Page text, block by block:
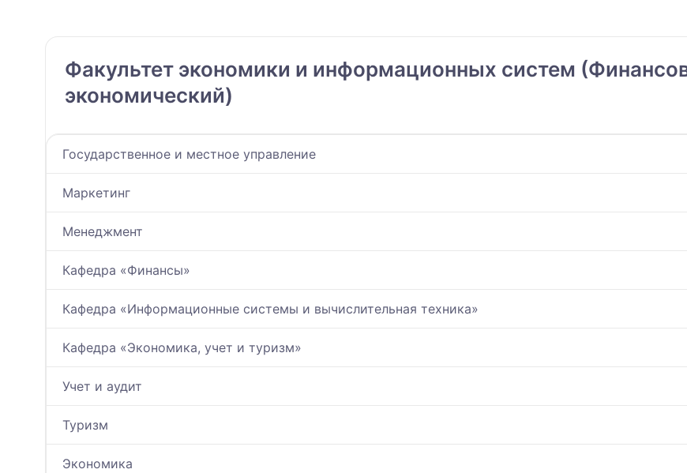
Факультет экономики и информационных систем
экономический)
Государственное и местное управление
Маркетинг
Менеджмент
Кафедра «Финансы»
Кафедра «Информационные системы и вычислительная техника»
Кафедра «Экономика, учет и туризм»
Учет и аудит
Туризм
Экономика